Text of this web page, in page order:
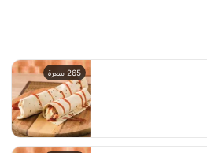
265 سعرة